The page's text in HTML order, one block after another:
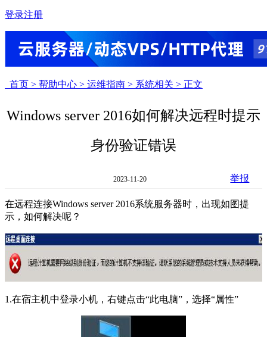
登录注册
首页 > 帮助中心 > 运维指南 > 系统相关 > 正文
Windows server 2016如何解决远程时提示
身份验证错误
2023-11-20 举报
在远程连接Windows server 2016系统服务器时，出现如图提
示，如何解决呢？
1.在宿主机中登录小机，右键点击“此电脑”，选择“属性”